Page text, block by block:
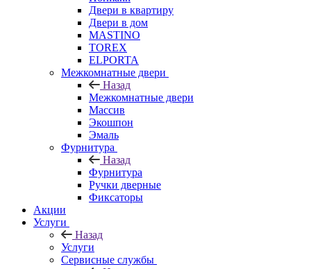
Двери в квартиру
Двери в дом
MASTINO
TOREX
ELPORTA
Межкомнатные двери
Назад
Межкомнатные двери
Массив
Экошпон
Эмаль
Фурнитура
Назад
Фурнитура
Ручки дверные
Фиксаторы
Акции
Услуги
Назад
Услуги
Сервисные службы